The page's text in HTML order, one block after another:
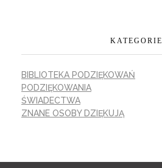
KATEGORIE
BIBLIOTEKA PODZIĘKOWAŃ
PODZIĘKOWANIA
ŚWIADECTWA
ZNANE OSOBY DZIĘKUJĄ